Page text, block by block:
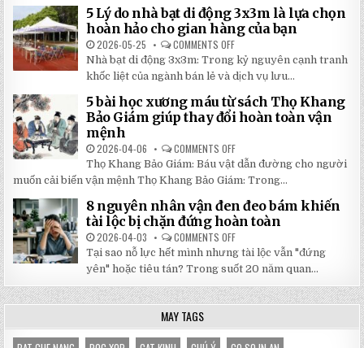
RẺ
TẠI
NHẬT
ĐÔNG
100
TRANG
MỚI
2026:
GIẢM
GIÁ
SỐ
TẬN
GỐC
TẠI
NHẬT
5 Lý do nhà bạt di động 3x3m là lựa chọn
hoàn hảo cho gian hàng của bạn
2026-05-25 COMMENTS OFF
5
LÝ
DO
NHÀ
BẠT
DI
ĐỘNG
3X3M
LỰA
HOÀN
HẢO
CHO
HÀNG
CỦA
BẠN
Nhà bạt di động 3x3m: Trong kỷ nguyên cạnh tranh
khốc liệt của ngành bán lẻ và dịch vụ lưu...
5 bài học xương máu từ sách Thọ Khang
Bảo Giám giúp thay đổi hoàn toàn vận
mệnh
2026-04-06 COMMENTS OFF
5
BÀI
HỌC
XƯƠNG
MÁU
TỪ
SÁCH
THỌ
BẢO
GIÁM
GIÚP
THAY
ĐỔI
HOÀN
TOÀN
Thọ Khang Bảo Giám: Báu vật dẫn đường cho người
muốn cải biến vận mệnh Thọ Khang Bảo Giám: Trong...
8 nguyên nhân vận đen đeo bám khiến
tài lộc bị chặn đứng hoàn toàn
2026-04-03 COMMENTS OFF
NGUYÊN
NHÂN
VẬN
ĐEN
ĐEO
BÁM
LỘC
BỊ
Tại sao nỗ lực hết mình nhưng tài lộc vẫn "đứng
yên" hoặc tiêu tán? Trong suốt 20 năm quan...
MAY TAGS